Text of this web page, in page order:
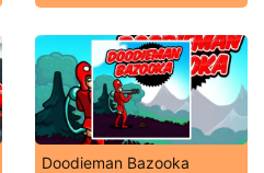
Doodieman Bazooka